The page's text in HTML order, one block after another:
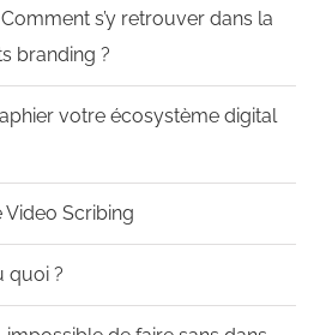
s’y retrouver dans la
branding ?
votre écosystème digital
Scribing
quoi ?